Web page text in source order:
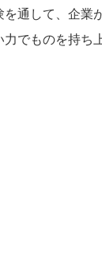
通して、企業
でものを持ち